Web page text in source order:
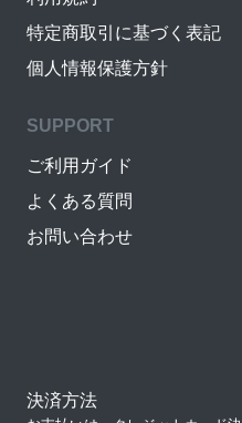
特定商取引に基づく表記
個人情報保護方針
SUPPORT
ご利用ガイド
よくある質問
お問い合わせ
決済方法